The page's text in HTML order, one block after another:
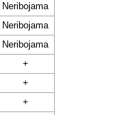
Neribojama
Neribojama
Neribojama
+
+
+